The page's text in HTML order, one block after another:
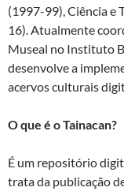
(1997-99), Ciência e
16). Atualmente
Museal no Instituto
desenvolve a
acervos culturais
O que é o Tainacan?
É um repositório
trata da publicação